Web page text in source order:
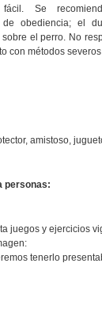
fácil. Se
de obediencia; el
el perro. No
con métodos
amistoso,
personas:
juegos y ejercicios
tenerlo